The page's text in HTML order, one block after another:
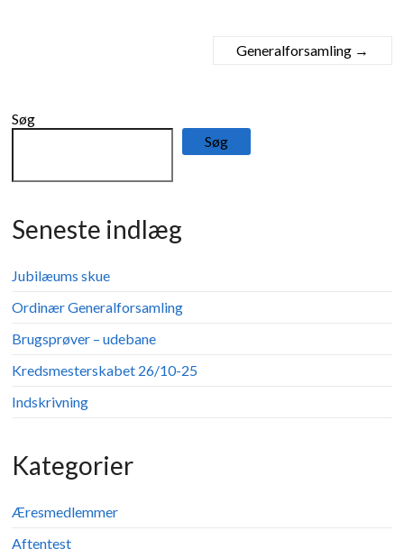
Generalforsamling →
Søg
Søg
Seneste indlæg
Jubilæums skue
Ordinær Generalforsamling
Brugsprøver – udebane
Kredsmesterskabet 26/10-25
Indskrivning
Kategorier
Æresmedlemmer
Aftentest